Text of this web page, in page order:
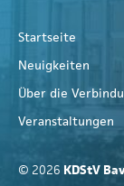
Startseite
Neuigkeiten
Über die
Veranstaltungen
© 2026 KDStV